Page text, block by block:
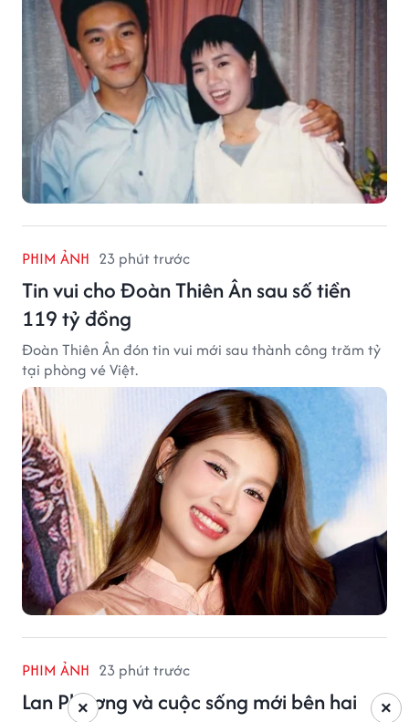
PHIM ẢNH 23 phút trước
Tin vui cho Đoàn Thiên Ân sau số tiền
119 tỷ đồng
Đoàn Thiên Ân đón tin vui mới sau thành công trăm tỷ
tại phòng vé Việt.
PHIM ẢNH 23 phút trước
Lan Phương và cuộc sống mới bên hai
×
×